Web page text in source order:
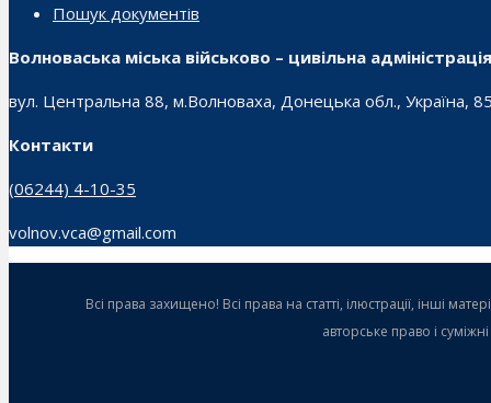
Пошук документів
Волноваська міська військово – цивільна адміністрація
вул. Центральна 88, м.Волноваха, Донецька обл., Україна,
Контакти
(06244) 4-10-35
volnov.vca@gmail.com
Всі права захищено! Всі права на статті, ілюстрації, інші
авторське право і